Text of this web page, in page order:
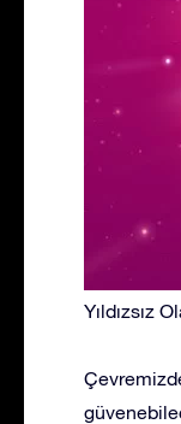
Yıldızsız